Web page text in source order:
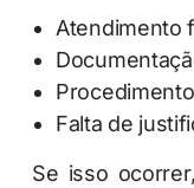
Atendimento
Falta de
Se isso